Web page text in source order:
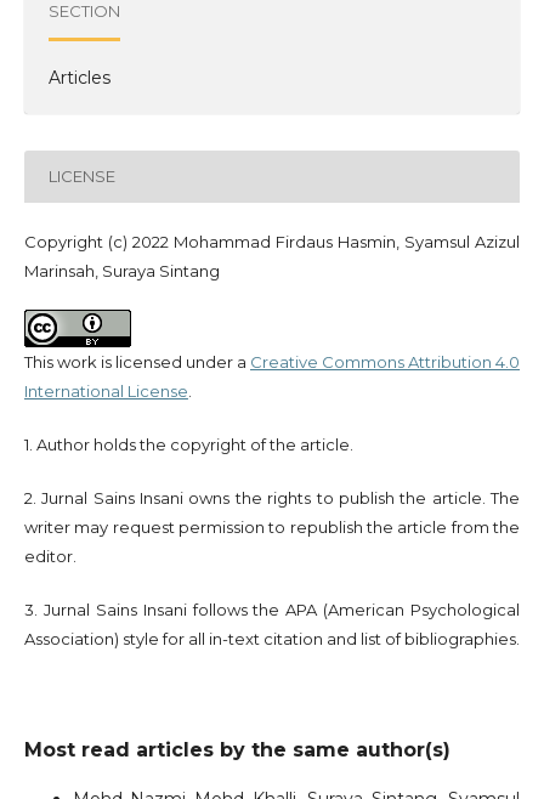
SECTION
Articles
LICENSE
Copyright (c) 2022 Mohammad Firdaus Hasmin, Syamsul Azizul
Marinsah, Suraya Sintang
This work is licensed under a Creative Commons Attribution 4.0
International License
1. Author holds the copyright of the article.
2. Jurnal Sains Insani owns the rights to publish the article. The
writer may request permission to republish the article from the
editor.
3. Jurnal Sains Insani follows the APA (American Psychological
Association) style for all in-text citation and list of bibliographies.
Most read articles by the same author(s)